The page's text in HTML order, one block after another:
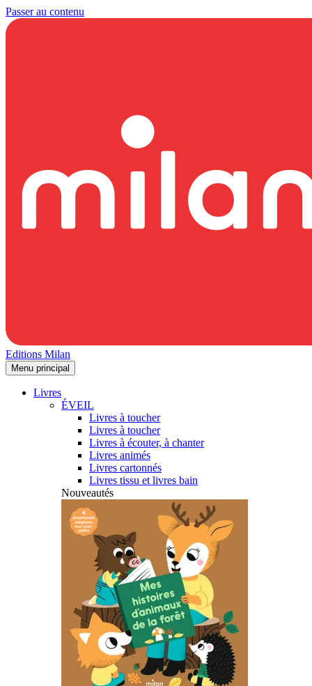
Passer au contenu
Editions Milan
Menu principal
Livres
ÉVEIL
Livres à toucher
Livres à toucher
Livres à écouter, à chanter
Livres animés
Livres cartonnés
Livres tissu et livres bain
Nouveautés